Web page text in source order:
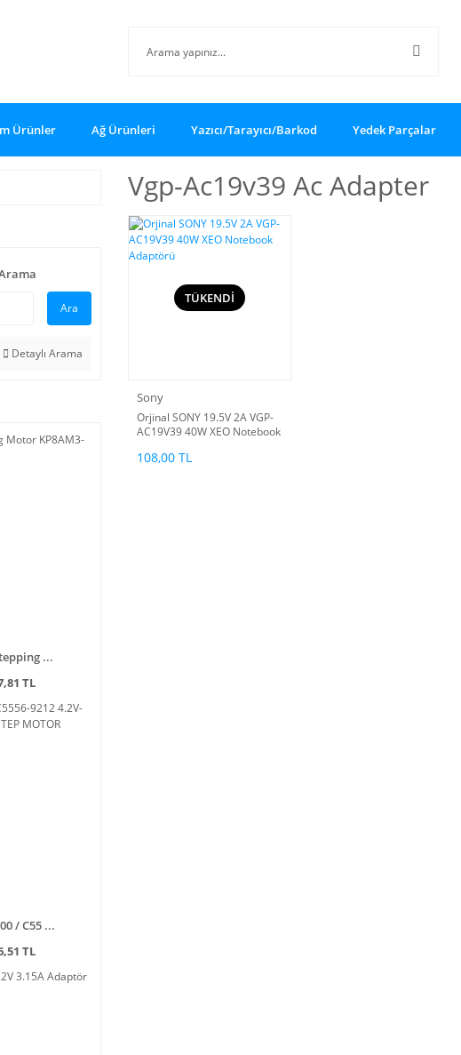
Ürünler Ağ Ürünleri Yazıcı/Tarayıcı/Barkod Yedek Parçalar
Ara
Detaylı Arama
...
TL
/ C55 ...
TL
Vgp-Ac19v39 Ac Adapter
TÜKENDİ
Sony
Orjinal SONY 19.5V 2A VGP-
AC19V39 40W XEO Notebook
108,00 TL